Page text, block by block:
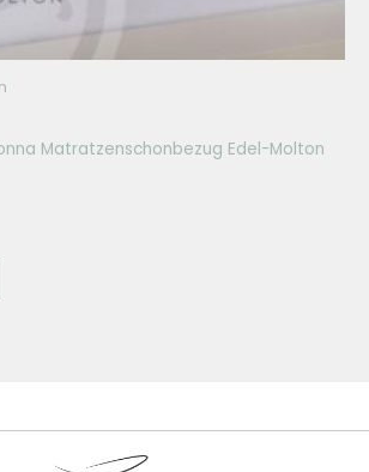
Matratzenschonbezug Edel-Molton